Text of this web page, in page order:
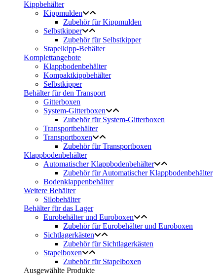
Kippbehälter
Kippmulden
Zubehör für Kippmulden
Selbstkipper
Zubehör für Selbstkipper
Stapelkipp-Behälter
Komplettangebote
Klappbodenbehälter
Kompaktkippbehälter
Selbstkipper
Behälter für den Transport
Gitterboxen
System-Gitterboxen
Zubehör für System-Gitterboxen
Transportbehälter
Transportboxen
Zubehör für Transportboxen
Klappbodenbehälter
Automatischer Klappbodenbehälter
Zubehör für Automatischer Klappbodenbehälter
Bodenklappenbehälter
Weitere Behälter
Silobehälter
Behälter für das Lager
Eurobehälter und Euroboxen
Zubehör für Eurobehälter und Euroboxen
Sichtlagerkästen
Zubehör für Sichtlagerkästen
Stapelboxen
Zubehör für Stapelboxen
Ausgewählte Produkte